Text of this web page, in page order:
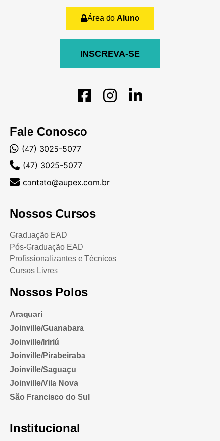
Fale Conosco
(47) 3025-5077
(47) 3025-5077
contato@aupex.com.br
Nossos Cursos
Graduação EAD
Pós-Graduação EAD
Profissionalizantes e Técnicos
Cursos Livres
Nossos Polos
Araquari
Joinville/Guanabara
Joinville/Iririú
Joinville/Pirabeiraba
Joinville/Saguaçu
Joinville/Vila Nova
São Francisco do Sul
Institucional
Área do Aluno
INSCREVA-SE